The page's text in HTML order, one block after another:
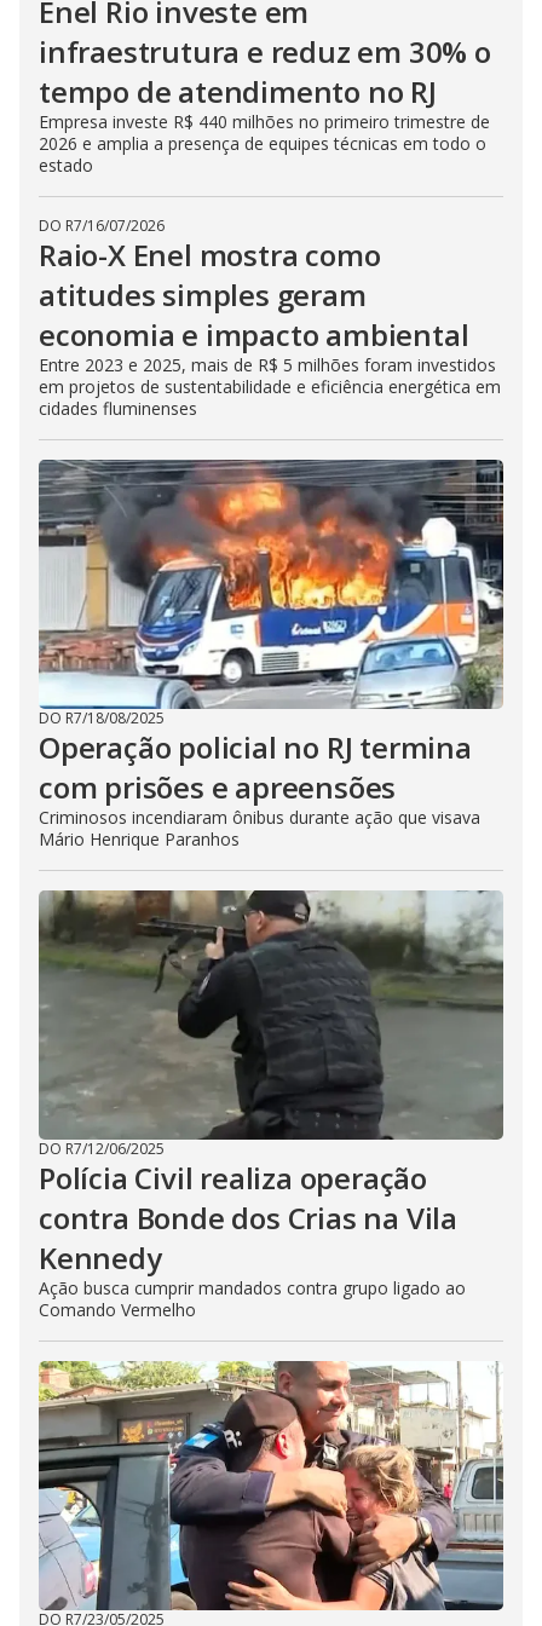
Enel Rio investe em
infraestrutura e reduz em 30% o
tempo de atendimento no RJ
Empresa investe R$ 440 milhões no primeiro trimestre de
2026 e amplia a presença de equipes técnicas em todo o
estado
DO R7/16/07/2026
Raio-X Enel mostra como
atitudes simples geram
economia e impacto ambiental
Entre 2023 e 2025, mais de R$ 5 milhões foram investidos
em projetos de sustentabilidade e eficiência energética em
cidades fluminenses
DO R7/18/08/2025
Operação policial no RJ termina
com prisões e apreensões
Criminosos incendiaram ônibus durante ação que visava
Mário Henrique Paranhos
DO R7/12/06/2025
Polícia Civil realiza operação
contra Bonde dos Crias na Vila
Kennedy
Ação busca cumprir mandados contra grupo ligado ao
Comando Vermelho
DO R7/23/05/2025